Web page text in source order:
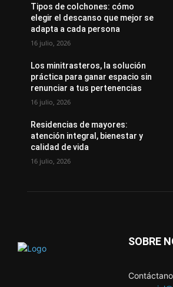
Tipos de colchones: cómo
elegir el descanso que mejor se
adapta a cada persona
16 julio, 2026
Los minitrasteros, la solución
práctica para ganar espacio sin
renunciar a tus pertenencias
16 julio, 2026
Residencias de mayores:
atención integral, bienestar y
calidad de vida
16 julio, 2026
SOBRE